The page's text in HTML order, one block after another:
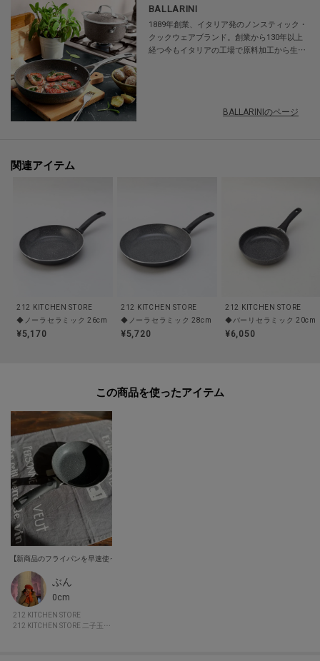
浅型の形状で底面が広く、食材をたっぷり並べやすいため、炒め物や焼き料
理も快適。
使いやすさも仕上がりの満足感も、どちらも大切にしたい方におすすめの一
枚です
【取り扱い方法】
食洗機/乾燥機:○
対応熱源:IH,ガス
※照明の関係により、実際よりも色味が違って見える場合があります。ま
た、パソコン・スマートフォンなどの環境により、若干製品と画像のカラー
【価格改定のお知らせ】
が混在している場合がございます。ご了承下さいますよう、重ねてお願い申
し上げます。
BALLARINI
1889年創業、イタリア発のノンスティック・
クックウェアブランド。創業から130年以上
経つ今もイタリアの工場で原料加工から生産
るイタリア人の職人がこだわって作り上げて
BALLARINIのページ
関連アイテム
212 KITCHEN STORE
◆ノーラセラミック 26cm ＜BALLARINI バッラリーニ＞
¥5,170
212 KITCHEN STORE
◆ノーラセラミック 28cm ＜BALLARINI バッラリーニ＞
¥5,720
212 KITCHEN STORE
¥6,050
この商品を使った
ぶん
0cm
212 KITCHEN STORE
212 KITCHEN STORE 二子玉川ライズ